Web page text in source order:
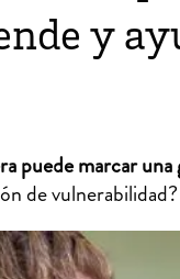
y
puede marcar
de vulnerabilidad?